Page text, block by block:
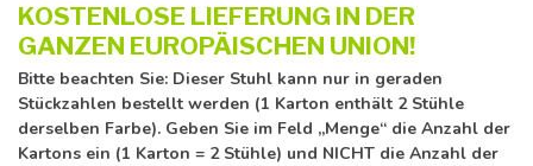
KOSTENLOSE LIEFERUNG IN DER
GANZEN EUROPÄISCHEN UNION!
Bitte beachten Sie: Dieser Stuhl kann nur in geraden
Stückzahlen bestellt werden (1 Karton enthält 2 Stühle
derselben Farbe). Geben Sie im Feld „Menge“ die Anzahl der
Kartons ein (1 Karton = 2 Stühle) und NICHT die Anzahl der